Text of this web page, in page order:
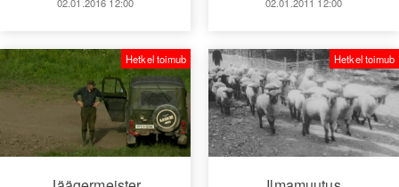
Hetkel toimub Hetkel toimub